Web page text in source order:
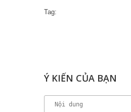
Tag:
Ý KIẾN CỦA BẠN